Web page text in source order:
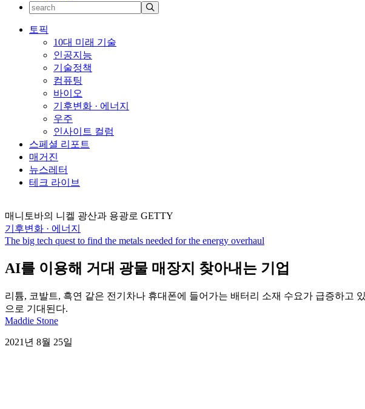
토픽
10대 미래 기술
인공지능
기술정책
컴퓨팅
바이오
기후변화 · 에너지
우주
인사이트 컬럼
스페셜 리포트
매거진
뉴스레터
테크 라이브
매니토바의 니켈 광산과 용광로 GETTY
기후변화 · 에너지
The big tech quest to find the metals needed for the energy overhaul
AI를 이용해 거대 광물 매장지 찾아내는 기업
리튬, 코발트, 흑연 같은 전기차나 휴대폰에 들어가는 배터리 소재 수요가 급증하고
으로 기대된다.
Maddie Stone
2021년 8월 25일